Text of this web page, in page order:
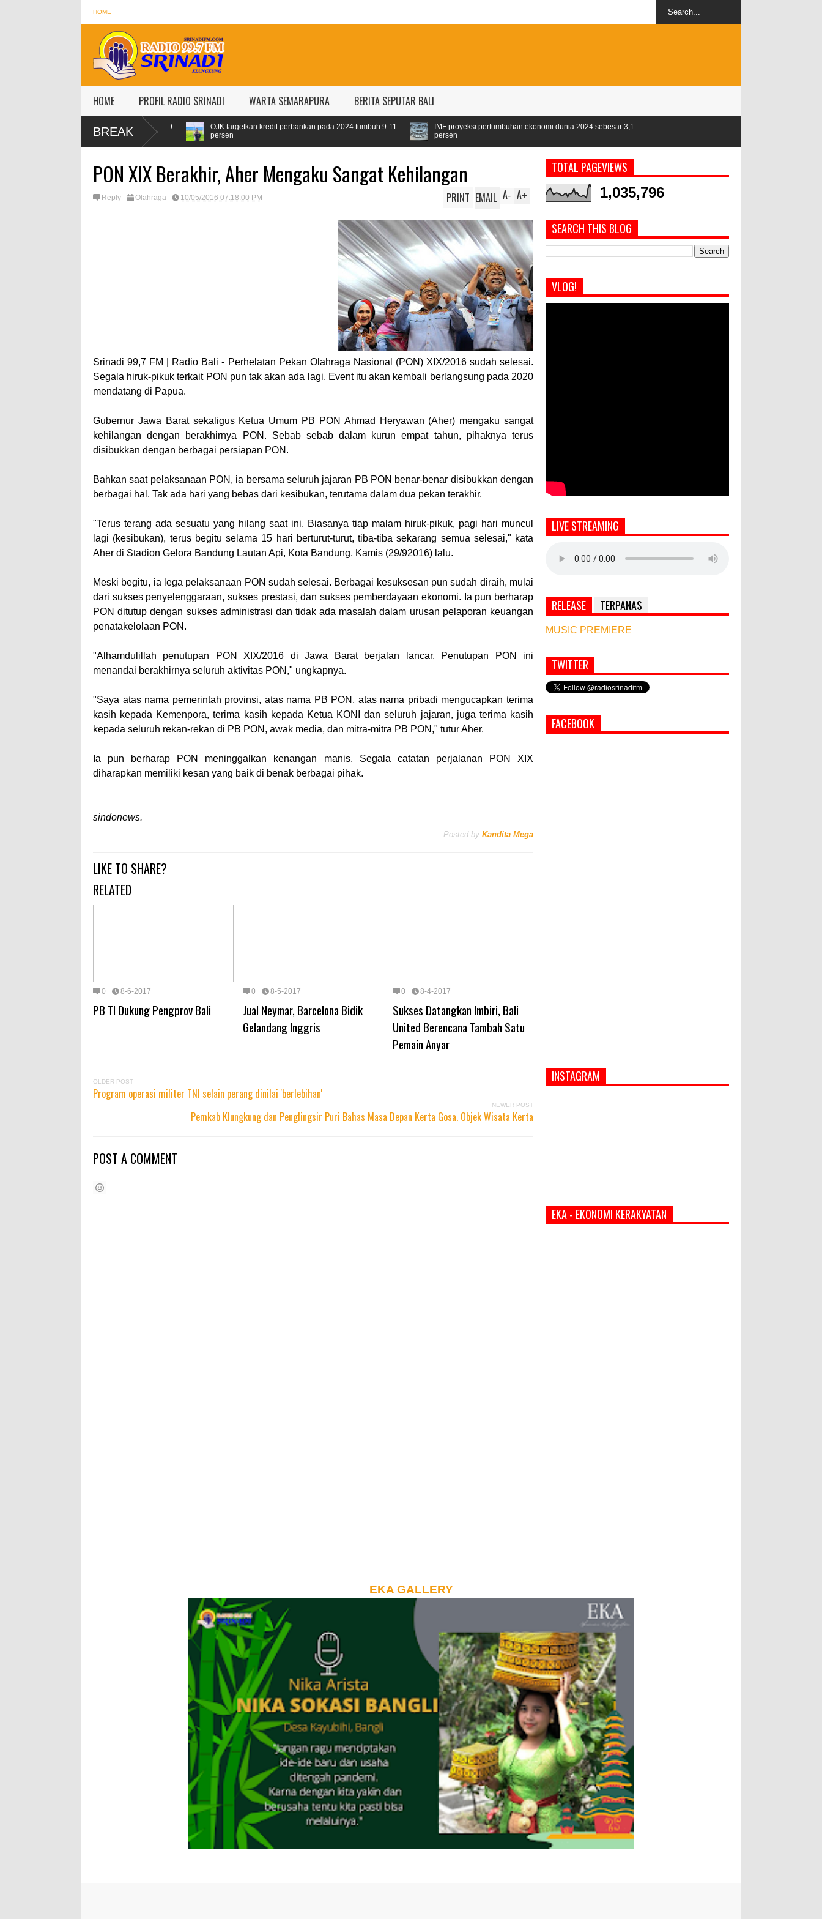
HOME
HOME PROFIL RADIO SRINADI WARTA SEMARAPURA BERITA SEPUTAR BALI
BREAK
Konsumsi Pertamax Naik 99
OJK targetkan kredit perbankan pada 2024 tumbuh 9-11
persen
IMF proyeksi pertumbuhan ekonomi dunia 2024 sebesar 3,1
PON XIX Berakhir, Aher Mengaku Sangat Kehilangan
Reply Olahraga 10/05/2016 07:18:00 PM A+
A-
PRINT EMAIL
Srinadi 99,7 FM | Radio Bali - Perhelatan Pekan Olahraga Nasional (PON) XIX/2016 sudah selesai.
Segala hiruk-pikuk terkait PON pun tak akan ada lagi. Event itu akan kembali berlangsung pada 2020
mendatang di Papua.
Gubernur Jawa Barat sekaligus Ketua Umum PB PON Ahmad Heryawan (Aher) mengaku sangat
kehilangan dengan berakhirnya PON. Sebab sebab dalam kurun empat tahun, pihaknya terus
disibukkan dengan berbagai persiapan PON.
Bahkan saat pelaksanaan PON, ia bersama seluruh jajaran PB PON benar-benar disibukkan dengan
berbagai hal. Tak ada hari yang bebas dari kesibukan, terutama dalam dua pekan terakhir.
"Terus terang ada sesuatu yang hilang saat ini. Biasanya tiap malam hiruk-pikuk, pagi hari muncul
lagi (kesibukan), terus begitu selama 15 hari berturut-turut, tiba-tiba sekarang semua selesai," kata
Aher di Stadion Gelora Bandung Lautan Api, Kota Bandung, Kamis (29/92016) lalu.
Meski begitu, ia lega pelaksanaan PON sudah selesai. Berbagai kesuksesan pun sudah diraih, mulai
dari sukses penyelenggaraan, sukses prestasi, dan sukses pemberdayaan ekonomi. Ia pun berharap
PON ditutup dengan sukses administrasi dan tidak ada masalah dalam urusan pelaporan keuangan
penatakelolaan PON.
"Alhamdulillah penutupan PON XIX/2016 di Jawa Barat berjalan lancar. Penutupan PON ini
menandai berakhirnya seluruh aktivitas PON," ungkapnya.
"Saya atas nama pemerintah provinsi, atas nama PB PON, atas nama pribadi mengucapkan terima
kasih kepada Kemenpora, terima kasih kepada Ketua KONI dan seluruh jajaran, juga terima kasih
kepada seluruh rekan-rekan di PB PON, awak media, dan mitra-mitra PB PON," tutur Aher.
Ia pun berharap PON meninggalkan kenangan manis. Segala catatan perjalanan PON XIX
diharapkan memiliki kesan yang baik di benak berbagai pihak.
sindonews.
Posted by Kandita Mega
LIKE TO SHARE?
RELATED
0 8-6-2017
PB TI Dukung Pengprov Bali
0 8-5-2017
Jual Neymar, Barcelona Bidik
Gelandang Inggris
0 8-4-2017
Sukses Datangkan Imbiri, Bali
United Berencana Tambah Satu
Pemain Anyar
OLDER POST
Program operasi militer TNI selain perang dinilai 'berlebihan'
NEWER POST
Pemkab Klungkung dan Penglingsir Puri Bahas Masa Depan Kerta Gosa. Objek Wisata Kerta
POST A COMMENT
TOTAL PAGEVIEWS
1,035,796
SEARCH THIS BLOG
VLOG!
LIVE STREAMING
RELEASE TERPANAS
MUSIC PREMIERE
Simbol Persahabatan, RI Bangun Islamic Centre
di Afghanistan
PASAR MURAH
TWITTER
FACEBOOK
INSTAGRAM
EKA - EKONOMI KERAKYATAN
EKA GALLERY